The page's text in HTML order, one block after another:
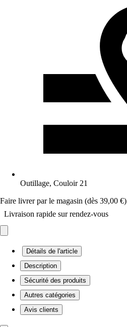
Outillage, Couloir 21
Faire livrer par le magasin (dès 39,00 €)
Livraison rapide sur rendez-vous
Détails de l'article
Description
Sécurité des produits
Autres catégories
Avis clients